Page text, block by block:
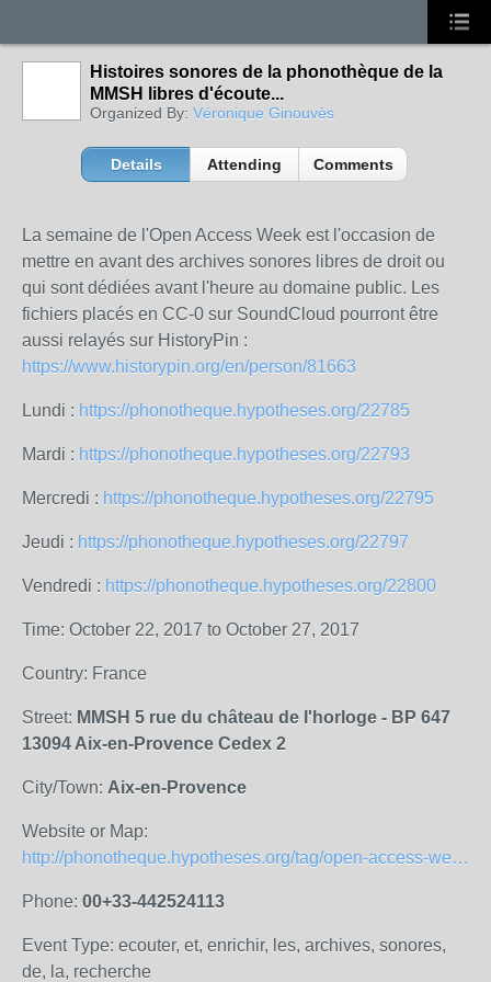
Histoires sonores de la phonothèque de la
MMSH libres d'écoute...
Organized By: Véronique Ginouvès
Details Attending Comments
La semaine de l'Open Access Week est l'occasion de
mettre en avant des archives sonores libres de droit ou
qui sont dédiées avant l'heure au domaine public. Les
fichiers placés en CC-0 sur SoundCloud pourront être
aussi relayés sur HistoryPin :
https://www.historypin.org/en/person/81663
Lundi : https://phonotheque.hypotheses.org/22785
Mardi : https://phonotheque.hypotheses.org/22793
Mercredi : https://phonotheque.hypotheses.org/22795
Jeudi : https://phonotheque.hypotheses.org/22797
Vendredi : https://phonotheque.hypotheses.org/22800
Time: October 22, 2017 to October 27, 2017
Country: France
Street: MMSH 5 rue du château de l'horloge - BP 647
13094 Aix-en-Provence Cedex 2
City/Town: Aix-en-Provence
Website or Map:
http://phonotheque.hypotheses.org/tag/open-access-week
Phone: 00+33-442524113
Event Type: ecouter, et, enrichir, les, archives, sonores,
de, la, recherche